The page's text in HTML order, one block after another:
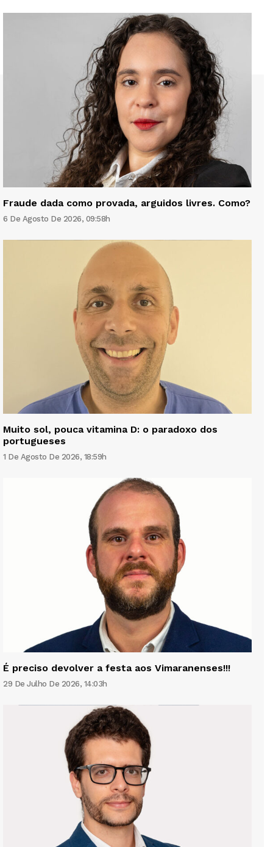
Fraude dada como provada, arguidos livres. Como?
6 De Agosto De 2026, 09:58h
Muito sol, pouca vitamina D: o paradoxo dos
portugueses
1 De Agosto De 2026, 18:59h
É preciso devolver a festa aos Vimaranenses!!!
29 De Julho De 2026, 14:03h